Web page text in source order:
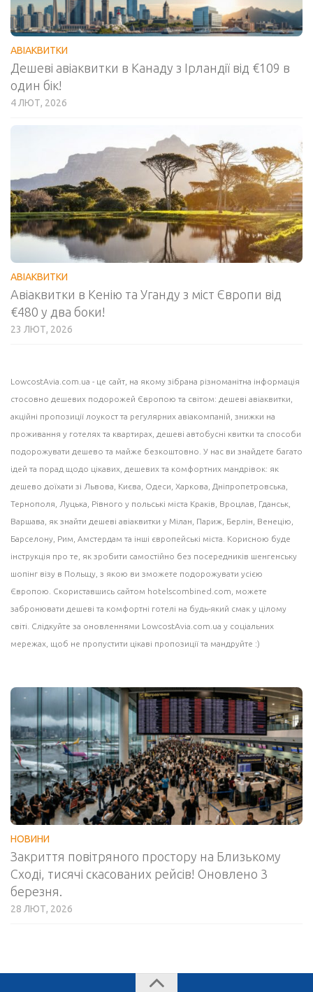
АВІАКВИТКИ
Дешеві авіаквитки в Канаду з Ірландії від €109 в
один бік!
4 ЛЮТ, 2026
АВІАКВИТКИ
Авіаквитки в Кенію та Уганду з міст Європи від
€480 у два боки!
23 ЛЮТ, 2026
LowcostAvia.com.ua - це сайт, на якому зібрана різноманітна інформація
стосовно дешевих подорожей Європою та світом: дешеві авіаквитки
акційні пропозиції лоукост та регулярних авіакомпаній, знижки на
проживання у готелях та квартирах, дешеві автобусні квитки та способи
подорожувати дешево та майже безкоштовно. У нас ви знайдете багато
ідей та порад щодо цікавих, дешевих та комфортних мандрівок: як
дешево доїхати зі Львова, Києва, Одеси, Харкова, Дніпропетровська,
Тернополя, Луцька, Рівного у польські міста Краків , Вроцлав, Гданськ
Варшава , як знайти дешеві авіаквитки у Мілан , Париж, Берлін, Венецію,
Барселону , Рим, Амстердам та інші європейські міста. Корисною буде
інструкція про те, як зробити самостійно без посередників шенгенську
шопінг візу в Польщу, з якою ви зможете подорожувати усією
Європою. Скориставшись сайтом hotelscombined.com , можете
забронювати дешеві та комфортні готелі на будь-який смак у цілому
світі. Слідкуйте за оновленнями LowcostAvia.com.ua у соціальних
мережах, щоб не пропустити цікаві пропозиції та мандруйте :)
НОВИНИ
Закриття повітряного простору на Близькому
Сході, тисячі скасованих рейсів! Оновлено 3
березня.
28 ЛЮТ, 2026